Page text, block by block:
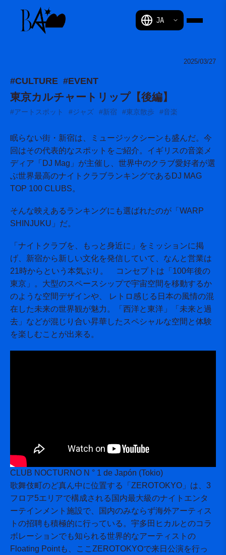
2025/03/27
#CULTURE #EVENT
東京カルチャートリップ【後編】
#アートスポット #ジャズ #新宿 #東京散歩 #音楽
眠らない街・新宿は、ミュージックシーンも盛んだ。今
回はその代表的なスポットをご紹介。イギリスの音楽メ
ディア「DJ Mag」が主催し、世界中のクラブ愛好者が選
ぶ世界最高のナイトクラブランキングであるDJ MAG
TOP 100 CLUBS。
そんな映えあるランキングにも選ばれたのが「WARP
SHINJUKU」だ。
「ナイトクラブを、もっと身近に」をミッションに掲
げ、新宿から新しい文化を発信していて、なんと営業は
21時からという本気ぶり。 コンセプトは「100年後の
東京」。大型のスペースシップで宇宙空間を移動するか
のような空間デザインや、 レトロ感じる日本の風情の混
在した未来の世界観が魅力。「西洋と東洋」「未来と過
去」などが混じり合い昇華したスペシャルな空間と体験
を楽しむことが出来る。
CLUB NOCTURNO N ° 1 de Japón (Tokio)
歌舞伎町のど真ん中に位置する「ZEROTOKYO」は、3
フロア5エリアで構成される国内最大級のナイトエンタ
ーテインメント施設で、国内のみならず海外アーティス
トの招聘も積極的に行っている。宇多田ヒカルとのコラ
ボレーションでも知られる世界的なアーティストの
Floating Pointも、ここZEROTOKYOで来日公演を行っ